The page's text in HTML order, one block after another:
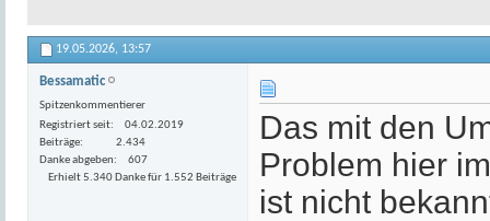
19.05.2026, 13:57
Bessamatic
Spitzenkommentierer
Registriert seit
04.02.2019
Beiträge
2.434
Danke abgeben
607
Erhielt 5.340 Danke für 1.552 Beiträge
Das mit den
Problem hier
ist nicht